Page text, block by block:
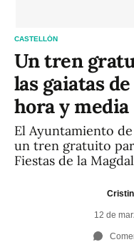
CASTELLÓN
Un tren
las gaiatas
hora y media
El Ayuntamiento
un tren gratuito
Fiestas de la
12 de